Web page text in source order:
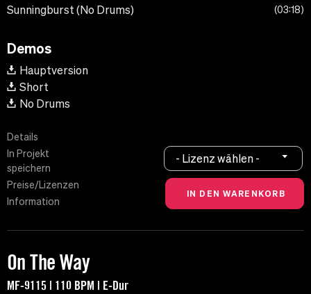
Sunningburst (No Drums) 03:18
Demos
Hauptversion
Short
No Drums
Details
In Projekt
speichern
Preise/Lizenzen
Information
- Lizenz wählen -
On The Way
MF-9115 | 110 BPM | E-Dur